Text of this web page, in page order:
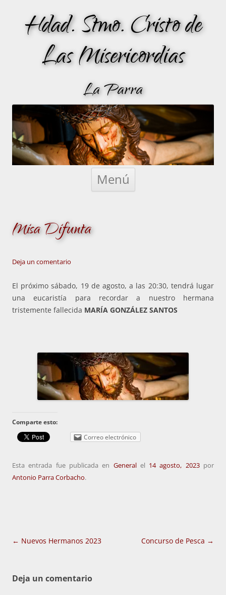
Hdad. Stmo. Cristo de
Las Misericordias
La Parra
Menú
Saltar
Misa Difunta
Deja un comentario
El próximo sábado, 19 de agosto, a las 20:30, tendrá lugar
una eucaristía para recordar a nuestro hermana
tristemente fallecida MARÍA GONZÁLEZ SANTOS
Comparte esto:
Correo electrónico
Esta entrada fue publicada en Generalel 14 agosto, 2023por
Antonio Parra Corbacho.
Navegación
← Nuevos Hermanos 2023 Concurso de Pesca →
Deja un comentario